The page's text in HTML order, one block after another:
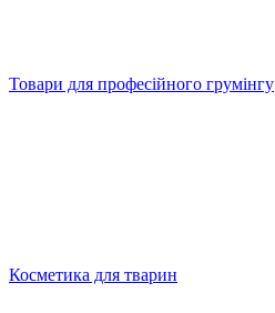
Товари для професійного грумінгу
Косметика для тварин